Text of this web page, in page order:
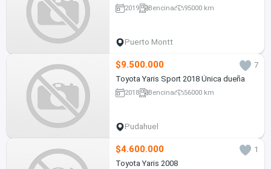
2019 Bencina 95000 km
Puerto Montt
$9.500.000
7
Toyota Yaris Sport 2018 Única dueña
2018 Bencina 56000 km
Pudahuel
$4.600.000
1
Toyota Yaris 2008